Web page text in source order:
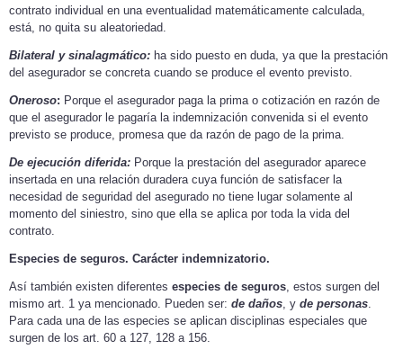
contrato individual en una eventualidad matemáticamente calculada,
está, no quita su aleatoriedad.
Bilateral y sinalagmático: ha sido puesto en duda, ya que la prestación
del asegurador se concreta cuando se produce el evento previsto.
Oneroso: Porque el asegurador paga la prima o cotización en razón de
que el asegurador le pagaría la indemnización convenida si el evento
previsto se produce, promesa que da razón de pago de la prima.
De ejecución diferida: Porque la prestación del asegurador aparece
insertada en una relación duradera cuya función de satisfacer la
necesidad de seguridad del asegurado no tiene lugar solamente al
momento del siniestro, sino que ella se aplica por toda la vida del
contrato.
Especies de seguros. Carácter indemnizatorio.
Así también existen diferentes especies de seguros, estos surgen del
mismo art. 1 ya mencionado. Pueden ser: de daños, y de personas.
Para cada una de las especies se aplican disciplinas especiales que
surgen de los art. 60 a 127, 128 a 156.